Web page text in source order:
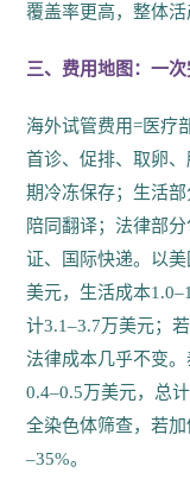
覆盖率更高，整体活
三、费用地图：一
海外试管费用=医疗
首诊、促排、取卵
期冷冻保存；生活
陪同翻译；法律部
证、国际快递。以
美元，生活成本
计3.1–3.7万美元；
法律成本几乎不变
0.4–0.5万美元，总
全染色体筛查，若
–35%。